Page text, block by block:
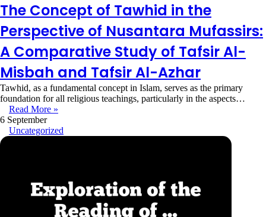
The Concept of Tawhid in the
Perspective of Nusantara Mufassirs:
A Comparative Study of Tafsir Al-
Misbah and Tafsir Al-Azhar
Tawhid, as a fundamental concept in Islam, serves as the primary
foundation for all religious teachings, particularly in the aspects…
Read More »
6 September
Uncategorized